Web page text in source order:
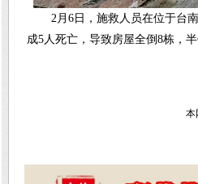
2月6日，施救人员在位于台
成5人死亡，导致房屋全倒8栋，
本